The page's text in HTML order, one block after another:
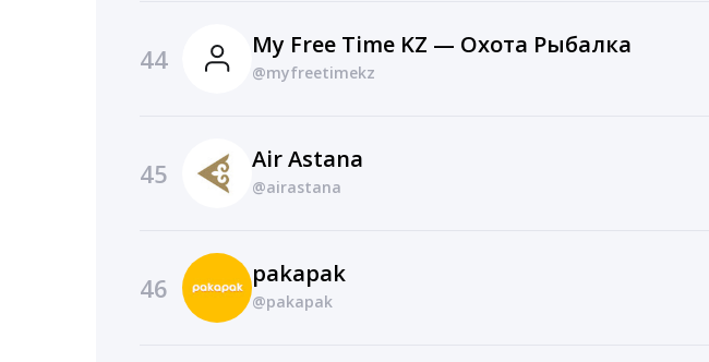
44 My Free Time KZ — Охота Рыбалка
@myfreetimekz
45 Air Astana
@airastana
46 pakapak
@pakapak